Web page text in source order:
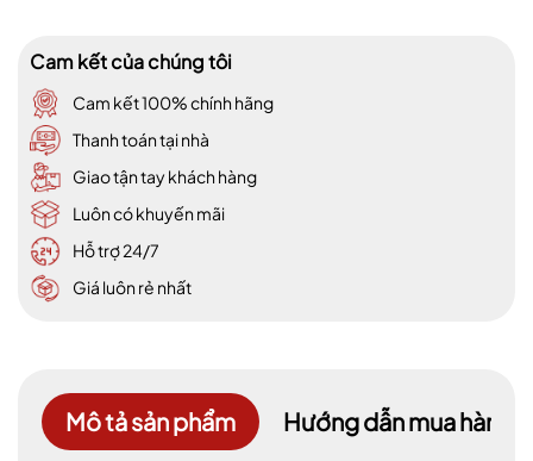
Cam kết của chúng tôi
Cam kết 100% chính hãng
Thanh toán tại nhà
Giao tận tay khách hàng
Luôn có khuyến mãi
Hỗ trợ 24/7
Giá luôn rẻ nhất
Mô tả sản phẩm Hướng dẫn mua hàng